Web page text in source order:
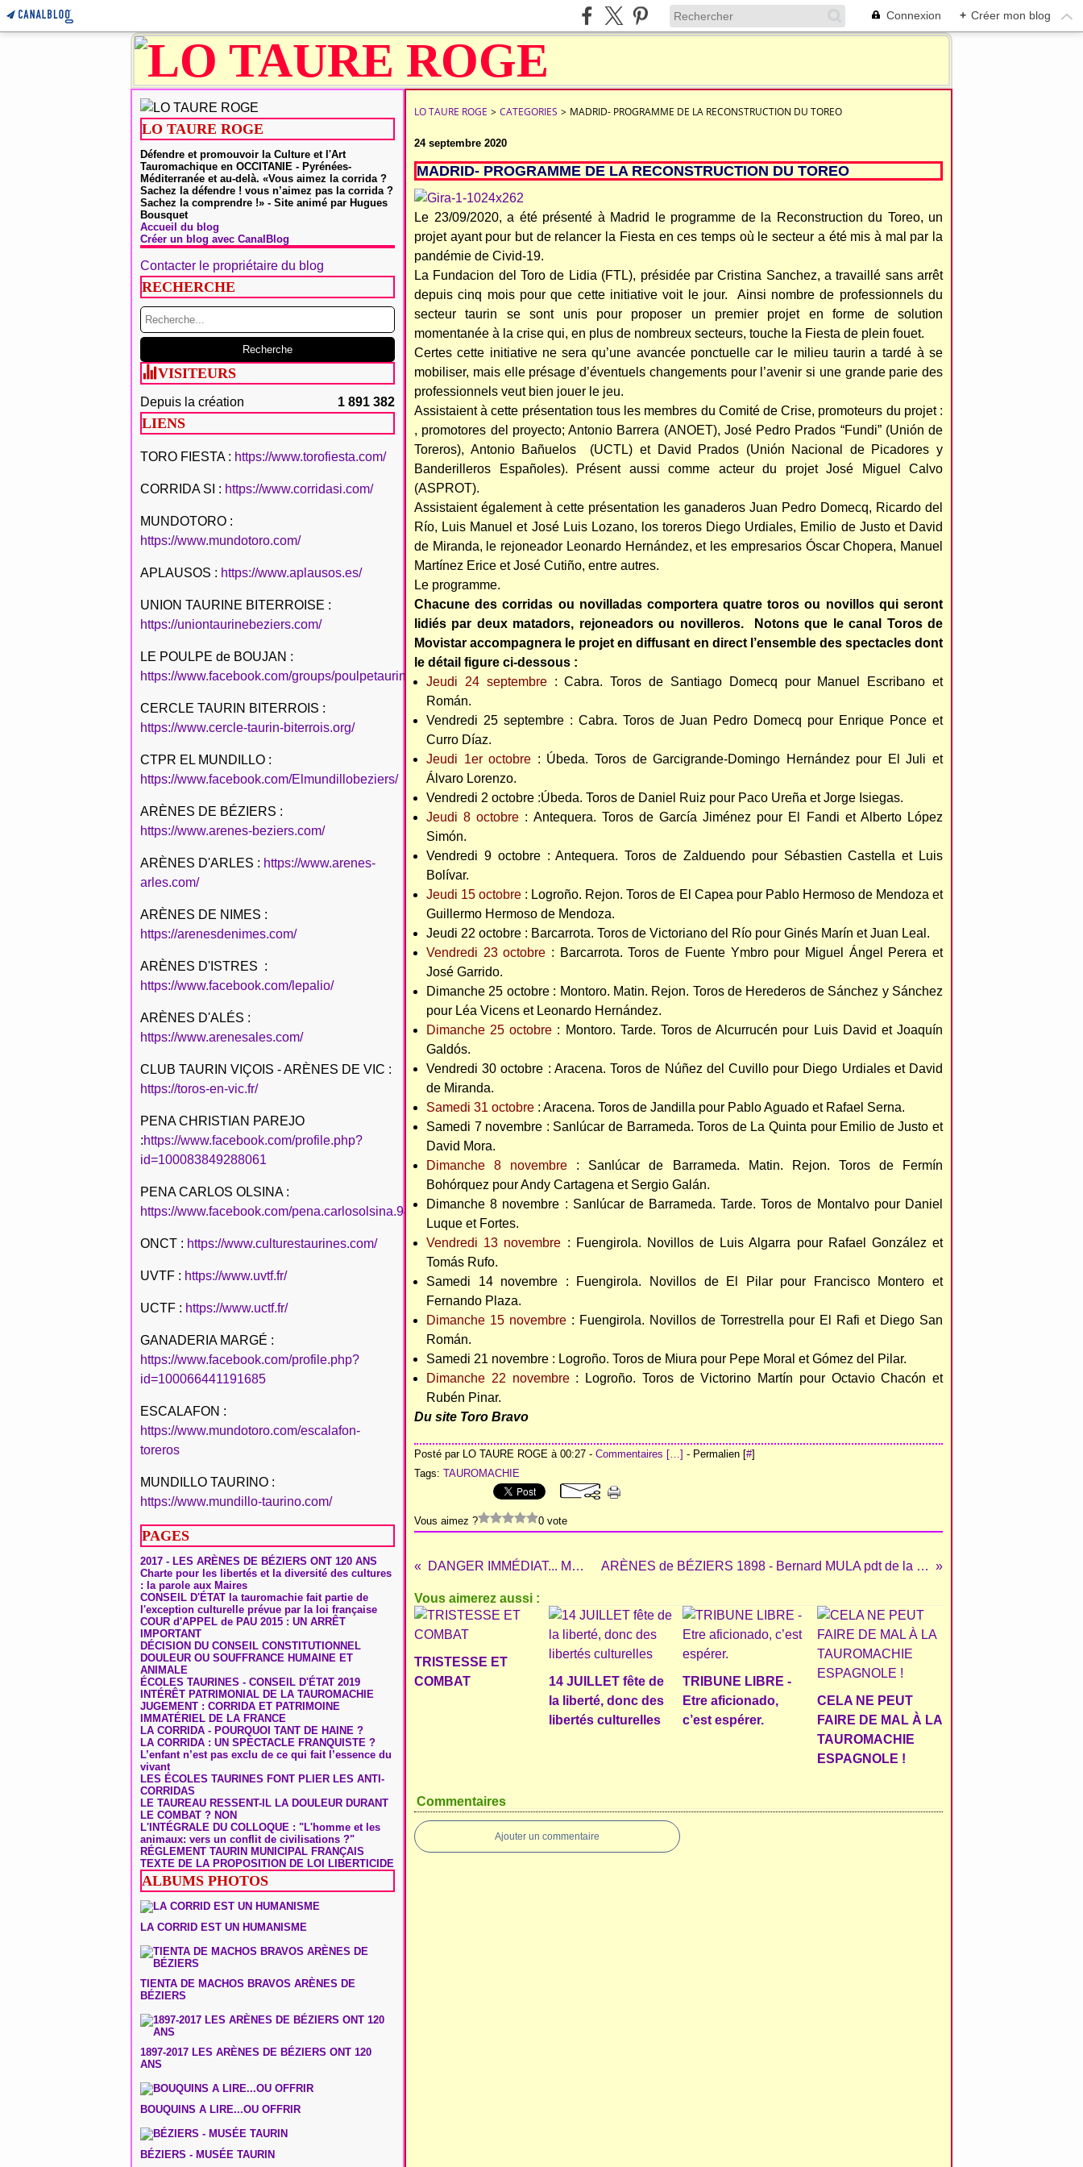
Connexion + Créer mon blog
LO TAURE ROGE
Défendre et promouvoir la Culture et l'Art
Tauromachique en OCCITANIE - Pyrénées-
Méditerranée et au-delà. «Vous aimez la corrida ?
Sachez la défendre ! vous n’aimez pas la corrida ?
Sachez la comprendre !» - Site animé par Hugues
Bousquet
Accueil du blog
Créer un blog avec CanalBlog
Contacter le propriétaire du blog
RECHERCHE
VISITEURS
Depuis la création 1 891 382
LIENS
TORO FIESTA : https://www.torofiesta.com/
CORRIDA SI : https://www.corridasi.com/
MUNDOTORO :
https://www.mundotoro.com/
APLAUSOS : https://www.aplausos.es/
UNION TAURINE BITERROISE :
https://uniontaurinebeziers.com/
LE POULPE de BOUJAN :
https://www.facebook.com/groups/poulpetaurinboujan/
CERCLE TAURIN BITERROIS :
https://www.cercle-taurin-biterrois.org/
CTPR EL MUNDILLO :
https://www.facebook.com/Elmundillobeziers/
ARÈNES DE BÉZIERS :
https://www.arenes-beziers.com/
ARÈNES D'ARLES : https://www.arenes-
arles.com/
ARÈNES DE NIMES :
https://arenesdenimes.com/
ARÈNES D'ISTRES :
https://www.facebook.com/lepalio/
ARÈNES D'ALÉS :
https://www.arenesales.com/
CLUB TAURIN VIÇOIS - ARÈNES DE VIC :
https://toros-en-vic.fr/
PENA CHRISTIAN PAREJO
:https://www.facebook.com/profile.php?
id=100083849288061
PENA CARLOS OLSINA :
https://www.facebook.com/pena.carlosolsina.94
ONCT : https://www.culturestaurines.com/
UVTF : https://www.uvtf.fr/
UCTF : https://www.uctf.fr/
GANADERIA MARGÉ :
https://www.facebook.com/profile.php?
id=100066441191685
ESCALAFON :
https://www.mundotoro.com/escalafon-
toreros
MUNDILLO TAURINO :
https://www.mundillo-taurino.com/
PAGES
2017 - LES ARÈNES DE BÉZIERS ONT 120 ANS
Charte pour les libertés et la diversité des cultures
: la parole aux Maires
CONSEIL D'ÉTAT la tauromachie fait partie de
l'exception culturelle prévue par la loi française
COUR d'APPEL de PAU 2015 : UN ARRÊT
IMPORTANT
DÉCISION DU CONSEIL CONSTITUTIONNEL
DOULEUR OU SOUFFRANCE HUMAINE ET
ANIMALE
ÉCOLES TAURINES - CONSEIL D'ÉTAT 2019
INTÉRÊT PATRIMONIAL DE LA TAUROMACHIE
JUGEMENT : CORRIDA ET PATRIMOINE
IMMATÉRIEL DE LA FRANCE
LA CORRIDA - POURQUOI TANT DE HAINE ?
LA CORRIDA : UN SPECTACLE FRANQUISTE ?
L’enfant n’est pas exclu de ce qui fait l’essence du
vivant
LES ÉCOLES TAURINES FONT PLIER LES ANTI-
CORRIDAS
LE TAUREAU RESSENT-IL LA DOULEUR DURANT
LE COMBAT ? NON
L'INTÉGRALE DU COLLOQUE : "L'homme et les
animaux: vers un conflit de civilisations ?"
RÉGLEMENT TAURIN MUNICIPAL FRANÇAIS
TEXTE DE LA PROPOSITION DE LOI LIBERTICIDE
ALBUMS PHOTOS
LA CORRID EST UN HUMANISME
TIENTA DE MACHOS BRAVOS ARÈNES DE
BÉZIERS
1897-2017 LES ARÈNES DE BÉZIERS ONT 120
ANS
BOUQUINS A LIRE...OU OFFRIR
BÉZIERS - MUSÉE TAURIN
LO TAURE ROGE > CATEGORIES > MADRID- PROGRAMME DE LA RECONSTRUCTION DU TOREO
24 septembre 2020
MADRID- PROGRAMME DE LA RECONSTRUCTION DU TOREO
Le 23/09/2020, a été présenté à Madrid le programme de la Reconstruction du Toreo, un
projet ayant pour but de relancer la Fiesta en ces temps où le secteur a été mis à mal par la
pandémie de Civid-19.
La Fundacion del Toro de Lidia (FTL), présidée par Cristina Sanchez, a travaillé sans arrêt
depuis cinq mois pour que cette initiative voit le jour. Ainsi nombre de professionnels du
secteur taurin se sont unis pour proposer un premier projet en forme de solution
momentanée à la crise qui, en plus de nombreux secteurs, touche la Fiesta de plein fouet.
Certes cette initiative ne sera qu’une avancée ponctuelle car le milieu taurin a tardé à se
mobiliser, mais elle présage d’éventuels changements pour l’avenir si une grande parie des
professionnels veut bien jouer le jeu.
Assistaient à cette présentation tous les membres du Comité de Crise, promoteurs du projet :
, promotores del proyecto; Antonio Barrera (ANOET), José Pedro Prados “Fundi” (Unión de
Toreros), Antonio Bañuelos (UCTL) et David Prados (Unión Nacional de Picadores y
Banderilleros Españoles). Présent aussi comme acteur du projet José Miguel Calvo
(ASPROT).
Assistaient également à cette présentation les ganaderos Juan Pedro Domecq, Ricardo del
Río, Luis Manuel et José Luis Lozano, los toreros Diego Urdiales, Emilio de Justo et David
de Miranda, le rejoneador Leonardo Hernández, et les empresarios Óscar Chopera, Manuel
Martínez Erice et José Cutiño, entre autres.
Le programme.
Chacune des corridas ou novilladas comportera quatre toros ou novillos qui seront
lidiés par deux matadors, rejoneadors ou novilleros. Notons que le canal Toros de
Movistar accompagnera le projet en diffusant en direct l’ensemble des spectacles dont
le détail figure ci-dessous :
Jeudi 24 septembre: Cabra. Toros de Santiago Domecq pour Manuel Escribano et
Román.
Vendredi 25 septembre : Cabra. Toros de Juan Pedro Domecq pour Enrique Ponce et
Curro Díaz.
Jeudi 1er octobre : Úbeda. Toros de Garcigrande-Domingo Hernández pour El Juli et
Álvaro Lorenzo.
Vendredi 2 octobre :Úbeda. Toros de Daniel Ruiz pour Paco Ureña et Jorge Isiegas.
Jeudi 8 octobre : Antequera. Toros de García Jiménez pour El Fandi et Alberto López
Simón.
Vendredi 9 octobre : Antequera. Toros de Zalduendo pour Sébastien Castella et Luis
Bolívar.
Jeudi 15 octobre : Logroño. Rejon. Toros de El Capea pour Pablo Hermoso de Mendoza et
Guillermo Hermoso de Mendoza.
Jeudi 22 octobre : Barcarrota. Toros de Victoriano del Río pour Ginés Marín et Juan Leal.
Vendredi 23 octobre : Barcarrota. Toros de Fuente Ymbro pour Miguel Ángel Perera et
José Garrido.
Dimanche 25 octobre : Montoro. Matin. Rejon. Toros de Herederos de Sánchez y Sánchez
pour Léa Vicens et Leonardo Hernández.
Dimanche 25 octobre : Montoro. Tarde. Toros de Alcurrucén pour Luis David et Joaquín
Galdós.
Vendredi 30 octobre : Aracena. Toros de Núñez del Cuvillo pour Diego Urdiales et David
de Miranda.
Samedi 31 octobre : Aracena. Toros de Jandilla pour Pablo Aguado et Rafael Serna.
Samedi 7 novembre : Sanlúcar de Barrameda. Toros de La Quinta pour Emilio de Justo et
David Mora.
Dimanche 8 novembre : Sanlúcar de Barrameda. Matin. Rejon. Toros de Fermín
Bohórquez pour Andy Cartagena et Sergio Galán.
Dimanche 8 novembre : Sanlúcar de Barrameda. Tarde. Toros de Montalvo pour Daniel
Luque et Fortes.
Vendredi 13 novembre : Fuengirola. Novillos de Luis Algarra pour Rafael González et
Tomás Rufo.
Samedi 14 novembre : Fuengirola. Novillos de El Pilar pour Francisco Montero et
Fernando Plaza.
Dimanche 15 novembre : Fuengirola. Novillos de Torrestrella pour El Rafi et Diego San
Román.
Samedi 21 novembre : Logroño. Toros de Miura pour Pepe Moral et Gómez del Pilar.
Dimanche 22 novembre: Logroño. Toros de Victorino Martín pour Octavio Chacón et
Rubén Pinar.
Du site Toro Bravo
Posté par LO TAURE ROGE à 00:27 - Commentaires […] - Permalien [#]
Tags: TAUROMACHIE
Vous aimez ? 0 vote
DANGER IMMÉDIAT... MOBILISATION ! ARÈNES de BÉZIERS 1898 - Bernard MULA pdt de la FCTB sur Radio Ciel Bleu
Vous aimerez aussi :
TRISTESSE ET
COMBAT
14 JUILLET fête de
la liberté, donc des
libertés culturelles
TRIBUNE LIBRE -
Etre aficionado,
c’est espérer.
CELA NE PEUT
FAIRE DE MAL À LA
TAUROMACHIE
ESPAGNOLE !
Commentaires
Ajouter un commentaire